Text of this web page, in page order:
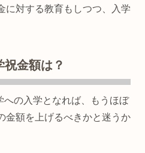
に対する教育もしつつ、入学
金額は？
への入学となれば、もうほぼ
金額を上げるべきかと迷うか